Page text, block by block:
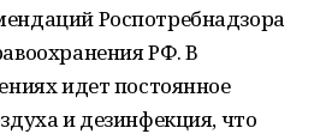
Роспотребнадзора
РФ. В
идет постоянное
и дезинфекция, что